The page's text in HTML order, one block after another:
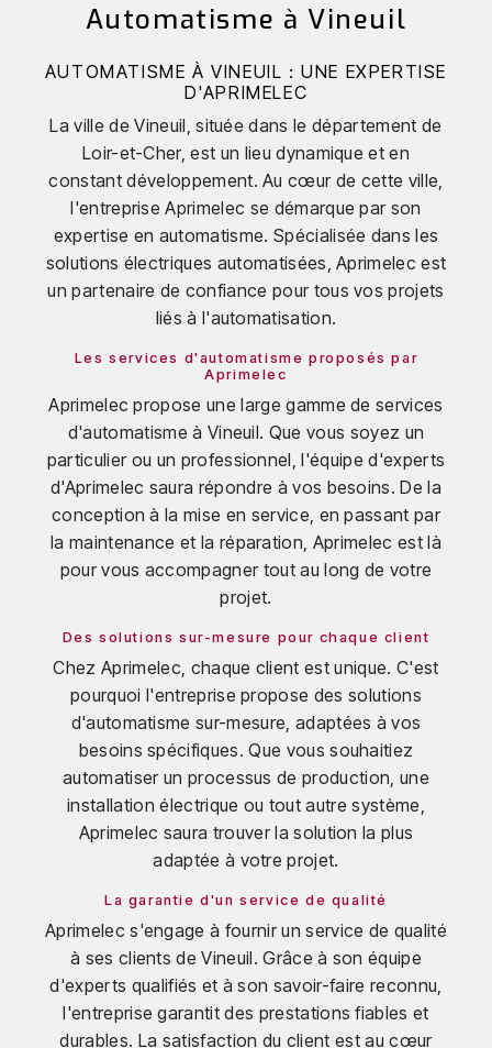
Automatisme à Vineuil
AUTOMATISME À VINEUIL : UNE EXPERTISE
D'APRIMELEC
La ville de Vineuil, située dans le département de
Loir-et-Cher, est un lieu dynamique et en
constant développement. Au cœur de cette ville,
l'entreprise Aprimelec se démarque par son
expertise en automatisme. Spécialisée dans les
solutions électriques automatisées, Aprimelec est
un partenaire de confiance pour tous vos projets
liés à l'automatisation.
Les services d'automatisme proposés par
Aprimelec
Aprimelec propose une large gamme de services
d'automatisme à Vineuil. Que vous soyez un
particulier ou un professionnel, l'équipe d'experts
d'Aprimelec saura répondre à vos besoins. De la
conception à la mise en service, en passant par
la maintenance et la réparation, Aprimelec est là
pour vous accompagner tout au long de votre
projet.
Des solutions sur-mesure pour chaque client
Chez Aprimelec, chaque client est unique. C'est
pourquoi l'entreprise propose des solutions
d'automatisme sur-mesure, adaptées à vos
besoins spécifiques. Que vous souhaitiez
automatiser un processus de production, une
installation électrique ou tout autre système,
Aprimelec saura trouver la solution la plus
adaptée à votre projet.
La garantie d'un service de qualité
Aprimelec s'engage à fournir un service de qualité
à ses clients de Vineuil. Grâce à son équipe
d'experts qualifiés et à son savoir-faire reconnu,
l'entreprise garantit des prestations fiables et
durables. La satisfaction du client est au cœur